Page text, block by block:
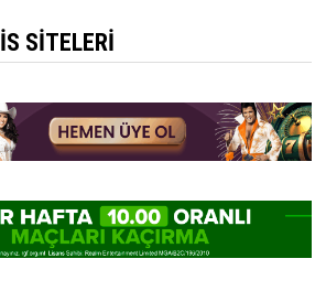
SITELERI